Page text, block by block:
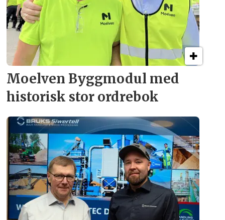
Moelven Byggmodul med
historisk stor ordrebok